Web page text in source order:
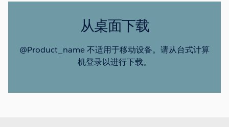
从桌面下载
@Product_name 不适用于移动设备。请从台式计算
机登录以进行下载。